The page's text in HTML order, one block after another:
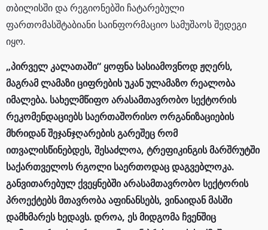
თბილისში და რეგიონებში ჩატარებული
ფართომასშტაბიანი საინფორმაციო სამუშაოს შედეგი
იყო.
„პირველ კალათაში“ ყოფნა სასიამოვნოდ ჟღერს,
მაგრამ ლამაზი ციფრების უკან ულამაზო რეალობა
იმალება. სახელმწიფო არასამთავრობო სექტორის
რეკომენდაციებს საერთაშორისო ორგანიზაციების
მხრიდან შეჯანჯღარების გარეშეც რომ
ითვალისწინებდეს, შესაძლოა, ტრეფიკინგის მარშრუტში
საქართველოს რგოლი საერთოდაც დაგვებლოკა.
განვითარებულ ქვეყნებში არასამთავრობო სექტორის
პროექტებს მთავრობა აფინანსებს, ვინაიდან მასში
დამხმარეს ხედავს. დროა, ეს მიდგომა ჩვენშიც